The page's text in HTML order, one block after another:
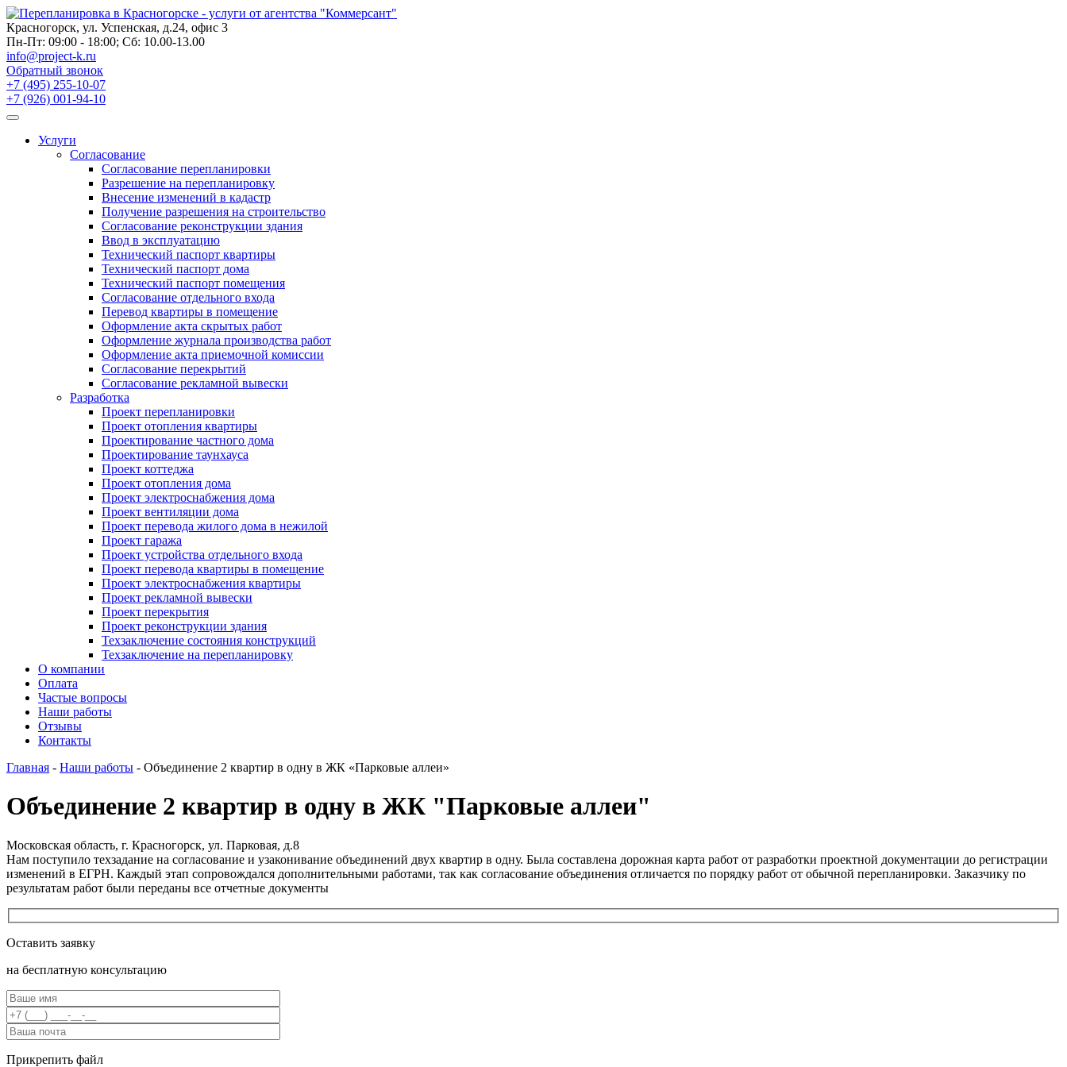
Skip
to
content
Красногорск, ул. Успенская, д.24, офис 3
Пн-Пт: 09:00 - 18:00; Сб: 10.00-13.00
info@project-k.ru
Обратный звонок
+7 (495) 255-10-07
+7 (926) 001-94-10
Услуги
Согласование
Согласование перепланировки
Разрешение на перепланировку
Внесение изменений в кадастр
Получение разрешения на строительство
Согласование реконструкции здания
Ввод в эксплуатацию
Технический паспорт квартиры
Технический паспорт дома
Технический паспорт помещения
Согласование отдельного входа
Перевод квартиры в помещение
Оформление акта скрытых работ
Оформление журнала производства работ
Оформление акта приемочной комиссии
Согласование перекрытий
Согласование рекламной вывески
Разработка
Проект перепланировки
Проект отопления квартиры
Проектирование частного дома
Проектирование таунхауса
Проект коттеджа
Проект отопления дома
Проект электроснабжения дома
Проект вентиляции дома
Проект перевода жилого дома в нежилой
Проект гаража
Проект устройства отдельного входа
Проект перевода квартиры в помещение
Проект электроснабжения квартиры
Проект рекламной вывески
Проект перекрытия
Проект реконструкции здания
Техзаключение состояния конструкций
Техзаключение на перепланировку
О компании
Оплата
Частые вопросы
Наши работы
Отзывы
Контакты
Главная - Наши работы - Объединение 2 квартир в одну в ЖК «Парковые аллеи»
Объединение 2 квартир в одну в ЖК "Парковые аллеи"
Московская область, г. Красногорск, ул. Парковая, д.8
Нам поступило техзадание на согласование и узаконивание объединений двух квартир в одну. Была составлена дорожная карта работ от разработки проектной документации до регистрации
изменений в ЕГРН. Каждый этап сопровождался дополнительными работами, так как согласование объединения отличается по порядку работ от обычной перепланировки. Заказчику по
результатам работ были переданы все отчетные документы
Оставить заявку
на бесплатную консультацию
Прикрепить файл